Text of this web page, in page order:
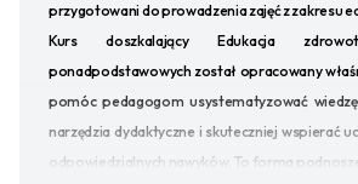
przygotowani do prowadzenia zajęć z zakresu
Kurs doszkalający Edukacja
ponadpodstawowych został opracowany
pomóc pedagogom usystematyzować
narzędzia dydaktyczne i skuteczniej wspierać
odpowiedzialnych nawyków. To forma